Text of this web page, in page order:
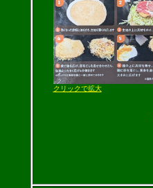
クリックで拡大